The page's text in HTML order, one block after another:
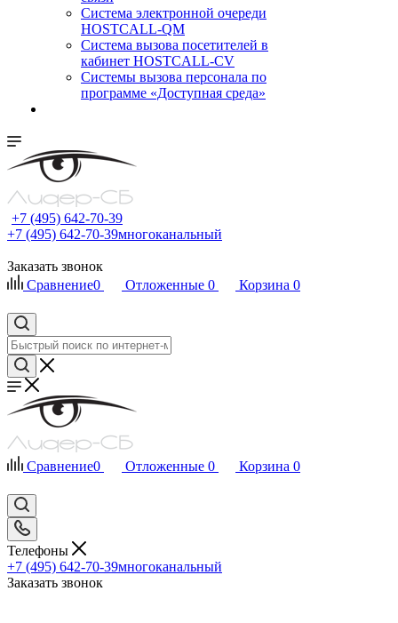
Система электронной очереди
HOSTCALL-QM
Cистема вызова посетителей в
кабинет HOSTCALL-CV
Системы вызова персонала по
программе «Доступная среда»
+7 (495) 642-70-39
+7 (495) 642-70-39многоканальный
Заказать звонок
Сравнение0 Отложенные 0 Корзина 0
Сравнение0 Отложенные 0 Корзина 0
Телефоны
+7 (495) 642-70-39многоканальный
Заказать звонок